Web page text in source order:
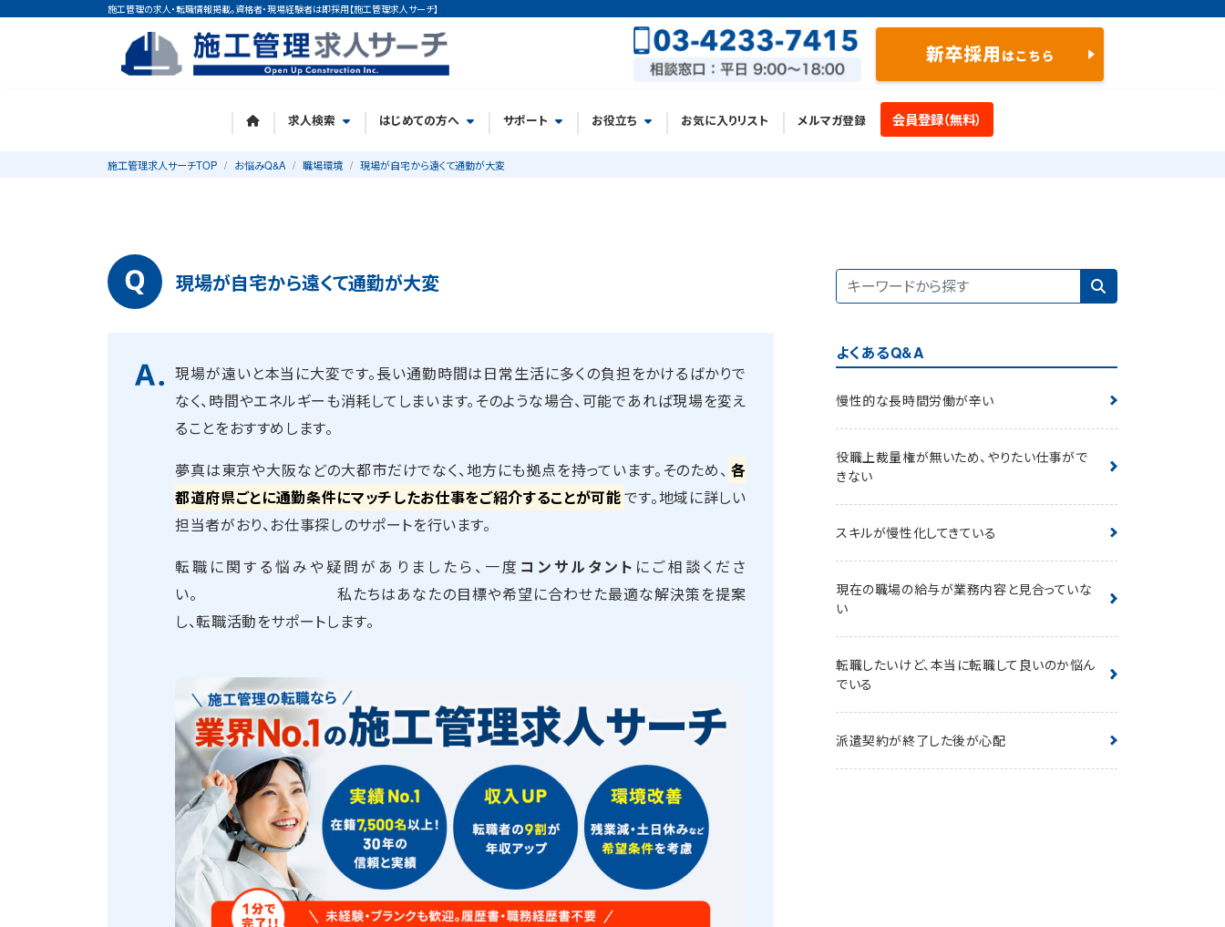
施工管理の求人・転職情報掲載。資格者・現場経験者は即採用【施工管理求人サーチ】
求人検索 はじめての方へ サポート お役立ち お気に入りリスト メルマガ登録 会員登録（無料）
施工管理求人サーチTOP お悩みQ&A 職場環境 現場が自宅から遠くて通勤が大変
現場が自宅から遠くて通勤が大変
現場が遠いと本当に大変です。長い通勤時間は日常生活に多くの負担をかけるばかりで
なく、時間やエネルギーも消耗してしまいます。そのような場合、可能であれば現場を変え
ることをおすすめします。
夢真は東京や大阪などの大都市だけでなく、地方にも拠点を持っています。そのため、 各
都道府県ごとに通勤条件にマッチしたお仕事をご紹介することが可能です。地域に詳しい
担当者がおり、お仕事探しのサポートを行います。
転職に関する悩みや疑問がありましたら、一度 コンサルタント にご相談くださ
い。 私たちはあなたの目標や希望に合わせた最適な解決策を提案
し、転職活動をサポートします。
よくあるQ&A
慢性的な長時間労働が辛い
役職上裁量権が無いため、やりたい仕事がで
きない
スキルが慢性化してきている
現在の職場の給与が業務内容と見合っていな
い
転職したいけど、本当に転職して良いのか悩ん
でいる
派遣契約が終了した後が心配